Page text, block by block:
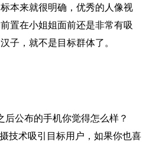
本来就很明确，优秀的人像视
置在小姐姐面前还是非常有吸
子，就不是目标群体了。
后公布的手机你觉得怎么样？
技术吸引目标用户，如果你也喜